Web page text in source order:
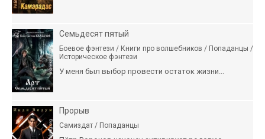
Семьдесят пятый
Боевое фэнтези / Книги про волшебников / Попаданцы /
Историческое фэнтези
У меня был выбор провести остаток жизни...
Прорыв
Самиздат / Попаданцы